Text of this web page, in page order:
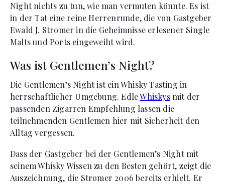
Night nichts zu tun, wie man vermuten könnte. Es ist
in der Tat eine reine Herrenrunde, die von Gastgeber
Ewald J. Stromer in die Geheimnisse erlesener Single
Malts und Ports eingeweiht wird.
Was ist Gentlemen’s Night?
Die Gentlemen’s Night ist ein Whisky Tasting in
herrschaftlicher Umgebung. EdleWhiskysmit der
passenden Zigarren Empfehlung lassen die
teilnehmenden Gentlemen hier mit Sicherheit den
Alltag vergessen.
Dass der Gastgeber bei der Gentlemen’s Night mit
seinem Whisky Wissen zu den Besten gehört, zeigt die
Auszeichnung, die Stromer 2006 bereits erhielt. Er